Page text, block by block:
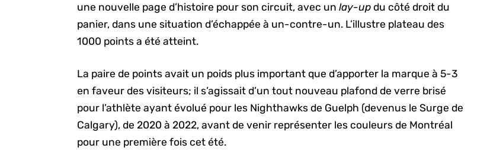
une nouvelle page d’histoire pour son circuit, avec unlay-up du côté droit du
panier, dans une situation d’échappée à un-contre-un. L’illustre plateau des
1000 points a été atteint.
La paire de points avait un poids plus important que d’apporter la marque à 5-3
en faveur des visiteurs; il s’agissait d’un tout nouveau plafond de verre brisé
pour l’athlète ayant évolué pour les Nighthawks de Guelph (devenus le Surge de
Calgary), de 2020 à 2022, avant de venir représenter les couleurs de Montréal
pour une première fois cet été.